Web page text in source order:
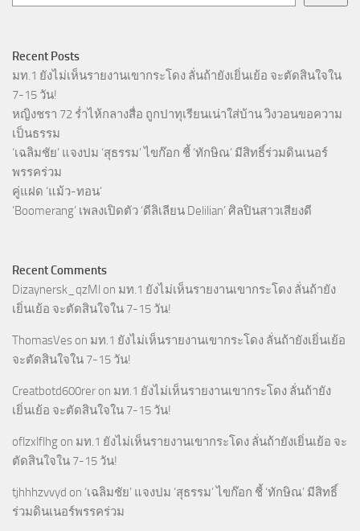
Recent Posts
มท.1 ยังไม่เห็นรายงานเขากระโดง ลั่นถ้ายังเยิ่นเย้อ จะตัดสินใจใน
7-15 วัน!
หญิงชรา 72 ร่ำไห้กลางสื่อ ถูกปาทุเรียนเน่าใส่บ้าน วิงวอนขอความ
เป็นธรรม
‘เฉลิมชัย’ แจงปม ‘สุธรรม’ ไขก๊อก ชี้ ‘ทักษิณ’ มีสิทธิ์ร่วมดินเนอร์
พรรคร่วม
คู่แฝด ‘แม้ว-ทอน’
‘Boomerang’ เพลงเปิดตัว ‘ดีลิเลียน Delilian’ ศิลปินสาวเสียงดี
Recent Comments
Dizaynersk_qzMl on มท.1 ยังไม่เห็นรายงานเขากระโดง ลั่นถ้ายัง
เยิ่นเย้อ จะตัดสินใจใน 7-15 วัน!
ThomasVes on มท.1 ยังไม่เห็นรายงานเขากระโดง ลั่นถ้ายังเยิ่นเย้อ
จะตัดสินใจใน 7-15 วัน!
Creatbotd600rer on มท.1 ยังไม่เห็นรายงานเขากระโดง ลั่นถ้ายัง
เยิ่นเย้อ จะตัดสินใจใน 7-15 วัน!
oflzxlflhg on มท.1 ยังไม่เห็นรายงานเขากระโดง ลั่นถ้ายังเยิ่นเย้อ จะ
ตัดสินใจใน 7-15 วัน!
tjhhhzvvyd on ‘เฉลิมชัย’ แจงปม ‘สุธรรม’ ไขก๊อก ชี้ ‘ทักษิณ’ มีสิทธิ์
ร่วมดินเนอร์พรรคร่วม